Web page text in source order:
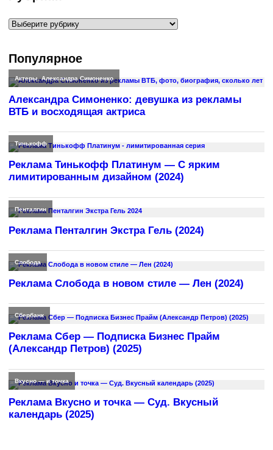
Рубрики
Популярное
Актеры,Александра Симоненко
Александра Симоненко: девушка из рекламы
ВТБ и восходящая актриса
Тинькофф
Реклама Тинькофф Платинум — С ярким
лимитированным дизайном (2024)
Пенталгин
Реклама Пенталгин Экстра Гель (2024)
Слобода
Реклама Слобода в новом стиле — Лен (2024)
Сбербанк
Реклама Сбер — Подписка Бизнес Прайм
(Александр Петров) (2025)
Вкусно — и точка
Реклама Вкусно и точка — Суд. Вкусный
календарь (2025)